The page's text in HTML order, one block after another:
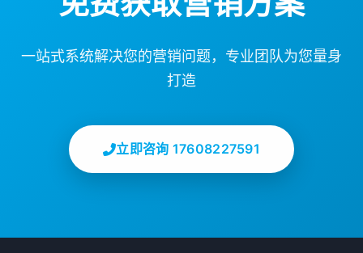
一站式系统解决您的营销问题，专业团队为您量身
打造
立即咨询 17608227591